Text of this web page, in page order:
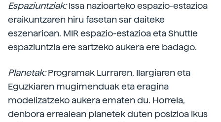
Espaziuntziak:Issa nazioarteko espazio-estazioa
eraikuntzaren hiru fasetan sar daiteke
eszenarioan. MIR espazio-estazioa eta Shuttle
espaziuntzia ere sartzeko aukera ere badago.
Planetak:Programak Lurraren, Ilargiaren eta
Eguzkiaren mugimenduak eta eragina
modelizatzeko aukera ematen du. Horrela,
denbora errealean planetek duten posizioa ikus